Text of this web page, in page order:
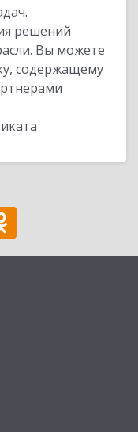
решений
Вы можете
содержащему